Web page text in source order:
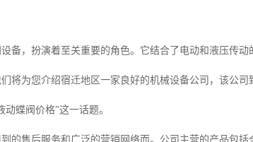
备，扮演着至关重要的角色。它结合了电动和液压传
将为您介绍宿迁地区一家良好的机械设备公司，该公
蝶阀价格”这一话题。
的售后服务和广泛的营销网络而。公司主营的产品包